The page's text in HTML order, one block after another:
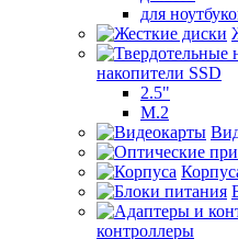
для
накопители SSD
2.5"
M.2
контроллеры